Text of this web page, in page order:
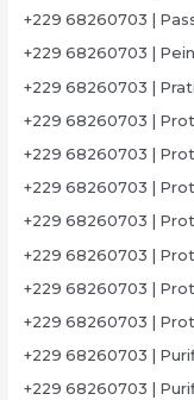
+229 68260703 |
+229 68260703 |
+229 68260703 |
+229 68260703 |
+229 68260703 |
+229 68260703 |
+229 68260703 |
+229 68260703 |
+229 68260703 |
+229 68260703 |
+229 68260703 |
+229 68260703 |